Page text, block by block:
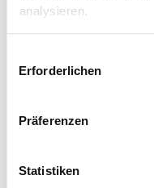
analysieren.
akzeptieren, ablehnen
ausgenommen sind
Website unbedingt
verschiedenen Cookies
Wir weisen darauf hin,
und bestimmte
Erforderlichen
Präferenzen
Statistiken
korrekt
des Plans.
Die